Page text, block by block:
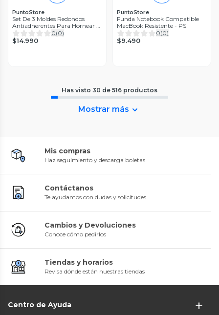
PuntoStore
Set De 3 Moldes Redondos
Antiadherentes Para Hornear -
PuntoStore
0(0)
$14.990
PuntoStore
Funda Notebook Compatible
MacBook Resistente - PS
0(0)
$9.490
Has visto 30 de 516 productos
Mostrar más
Mis compras
Haz seguimiento y descarga boletas
Contáctanos
Te ayudamos con dudas y solicitudes
Cambios y Devoluciones
Conoce cómo pedirlos
Tiendas y horarios
Revisa dónde están nuestras tiendas
Centro de Ayuda